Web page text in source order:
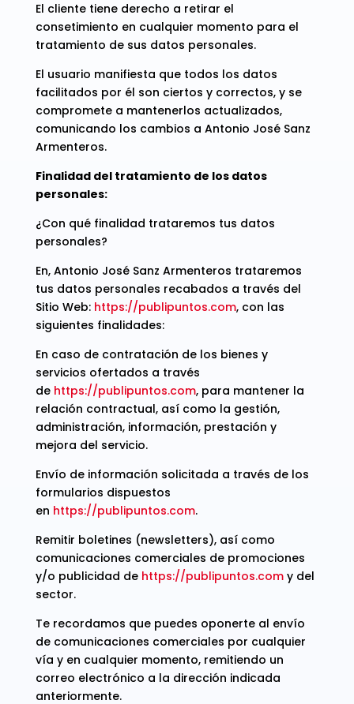
El cliente tiene derecho a retirar el
consetimiento en cualquier momento para el
tratamiento de sus datos personales.
El usuario manifiesta que todos los datos
facilitados por él son ciertos y correctos, y se
compromete a mantenerlos actualizados,
comunicando los cambios a Antonio José Sanz
Armenteros.
Finalidad del tratamiento de los datos
personales:
¿Con qué finalidad trataremos tus datos
personales?
En, Antonio José Sanz Armenteros trataremos
tus datos personales recabados a través del
Sitio Web: https://publipuntos.com, con las
siguientes finalidades:
En caso de contratación de los bienes y
servicios ofertados a través
de https://publipuntos.com, para mantener la
relación contractual, así como la gestión,
administración, información, prestación y
mejora del servicio.
Envío de información solicitada a través de los
formularios dispuestos
en https://publipuntos.com.
Remitir boletines (newsletters), así como
comunicaciones comerciales de promociones
y/o publicidad de https://publipuntos.com y del
sector.
Te recordamos que puedes oponerte al envío
de comunicaciones comerciales por cualquier
vía y en cualquier momento, remitiendo un
correo electrónico a la dirección indicada
anteriormente.